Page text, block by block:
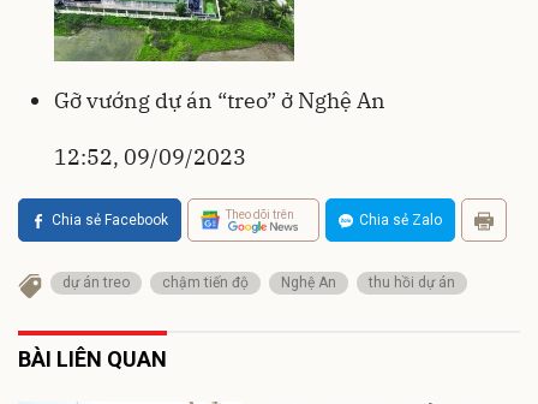
Gỡ vướng dự án “treo” ở Nghệ An
12:52, 09/09/2023
Chia sẻ Facebook Theo dõi trên Chia sẻ Zalo
dự án treo chậm tiến độ Nghệ An thu hồi dự án
BÀI LIÊN QUAN